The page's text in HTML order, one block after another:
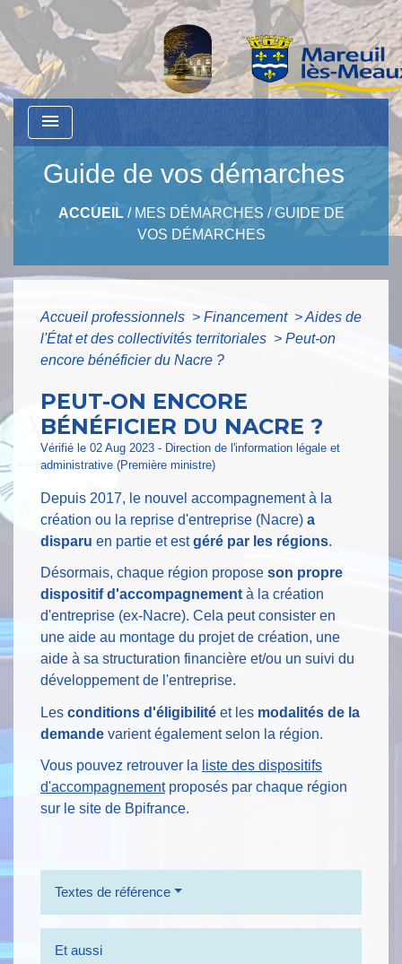
menu
Guide de vos démarches
ACCUEIL/ MES DÉMARCHES /GUIDE DE
VOS DÉMARCHES
Accueil professionnels > Financement >Aides de
l'État et des collectivités territoriales > Peut-on
encore bénéficier du Nacre ?
PEUT-ON ENCORE
BÉNÉFICIER DU NACRE ?
Vérifié le 02 Aug 2023 - Direction de l'information légale et
administrative (Première ministre)
Depuis 2017, le nouvel accompagnement à la
création ou la reprise d'entreprise (Nacre) a
disparu en partie et estgéré par les régions.
Désormais, chaque région propose son propre
dispositif d'accompagnement à la création
d'entreprise (ex-Nacre). Cela peut consister en
une aide au montage du projet de création, une
aide à sa structuration financière et/ou un suivi du
développement de l'entreprise.
Les conditions d'éligibilité et les modalités de la
demande varient également selon la région.
Vous pouvez retrouver la liste des dispositifs
d'accompagnementproposés par chaque région
sur le site de Bpifrance.
Textes de référence
Et aussi